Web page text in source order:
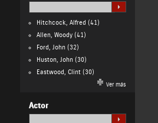
Hitchcock, Alfred (41)
Allen, Woody(41)
Ford, John(32)
Huston, John(30)
Eastwood, Clint(30)
Ver más
Actor